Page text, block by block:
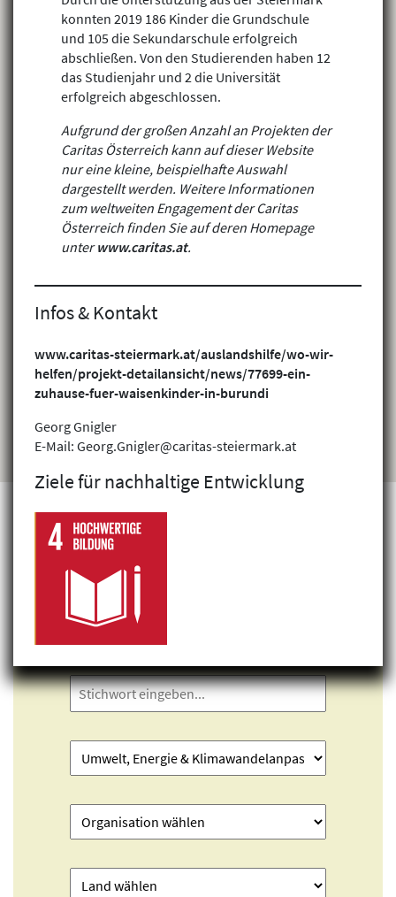
Projekte finden
konnten 2019 186 Kinder die Grundschule
und 105 die Sekundarschule erfolgreich
abschließen. Von den Studierenden haben 12
das Studienjahr und 2 die Universität
erfolgreich abgeschlossen.
Aufgrund der großen Anzahl an Projekten der
Caritas Österreich kann auf dieser Website
nur eine kleine, beispielhafte Auswahl
dargestellt werden. Weitere Informationen
zum weltweiten Engagement der Caritas
Österreich finden Sie auf deren Homepage
unterwww.caritas.at.
Infos & Kontakt
www.caritas-steiermark.at/auslandshilfe/wo-wir-
helfen/projekt-detailansicht/news/77699-ein-
zuhause-fuer-waisenkinder-in-burundi
Georg Gnigler
E-Mail: Georg.Gnigler@caritas-steiermark.at
Ziele für nachhaltige Entwicklung